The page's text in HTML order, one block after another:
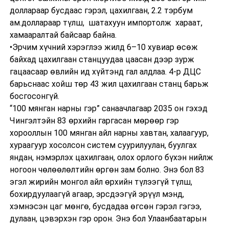
доллараар бусдаас гэрэл, цахилгаан, 2.2 тэрбум
ам.доллараар түлш, шатахуун импортолж хараат,
хамааралтай байсаар байна.
•Эрчим хүчний хэрэглээ жилд 6–10 хувиар өсөж
байхад цахилгаан станцуудаа цаасан дээр зурж
гацаасаар өвлийн ид хүйтэнд гал алдлаа. 4-р ДЦС
барьснаас хойш төр 43 жил цахилгаан станц барьж
босгосонгүй.
“100 мянган нарны гэр” санаачлагаар 2035 он гэхэд
Чингэлтэйн 83 өрхийн гаргасан мөрөөр гэр
хорооллын 100 мянган айл нарны хавтан, халаагуур,
хураагуур хосолсон систем суурилуулан, буулгах
яндан, нэмэрлэх цахилгаан, олох орлого бүхэн нийлж
ногоон чөлөөлөлтийн өргөн зам болно. Энэ бол 83
эгэл жирийн монгол айл өрхийн түлээгүй түлш,
бохирдуулаагүй агаар, эрсдээгүй эрүүл мэнд,
хэмнэсэн цаг мөнгө, бусдадаа өгсөн гэрэл гэгээ,
дулаан, цэвэрхэн гэр орон. Энэ бол Улаанбаатарын